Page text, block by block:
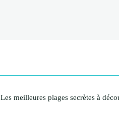
Les meilleures plages secrètes à